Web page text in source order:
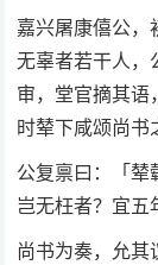
嘉兴屠康僖公，
无辜者若干人，
审，堂官摘其语
时辇下咸颂尚书
公复禀曰：「辇
岂无枉者？宜五
尚书为奏，允其